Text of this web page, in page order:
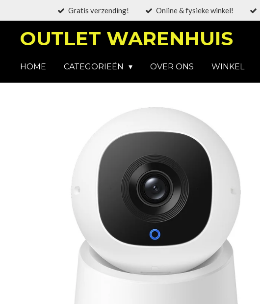
hoofdinhoud
Gratis verzending! Online & fysieke winkel!
OUTLET WARENHUIS
HOME CATEGORIEËN OVER ONS WINKEL